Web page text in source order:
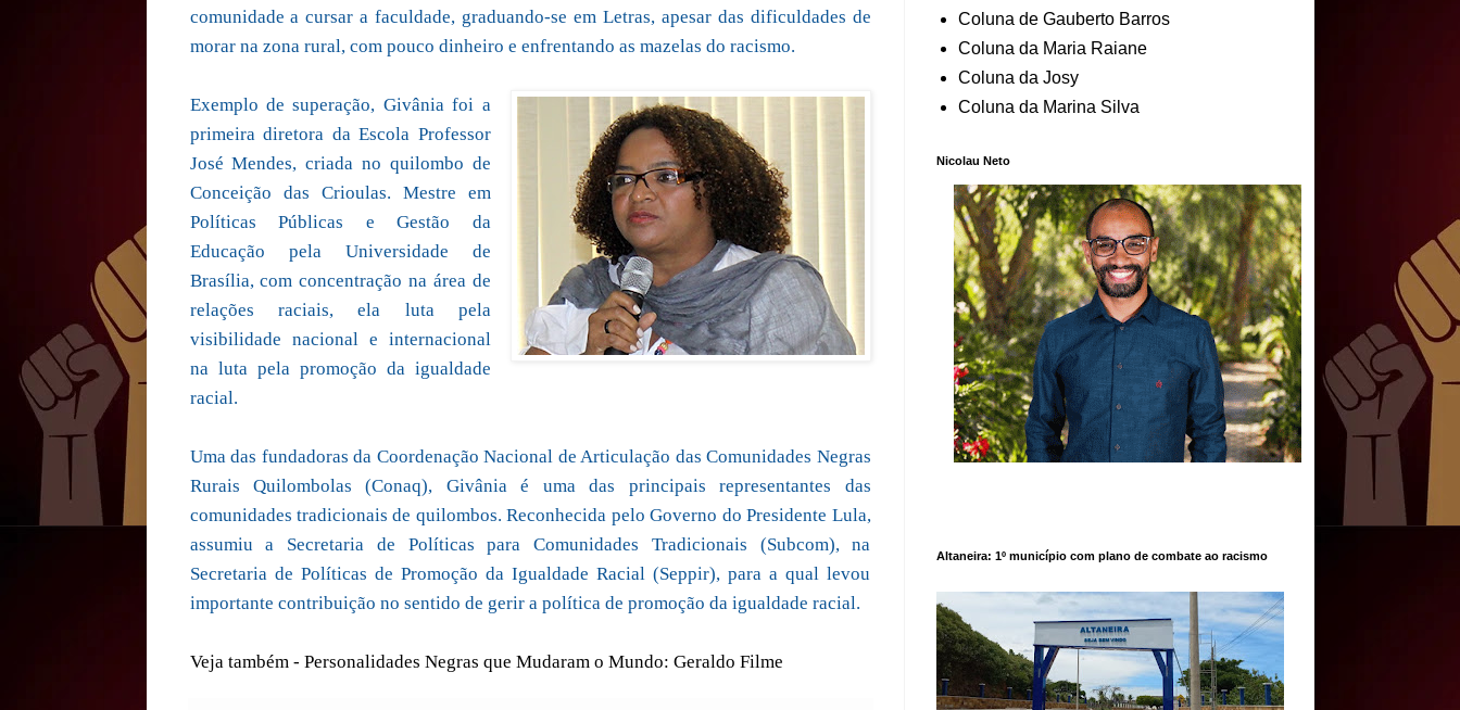
comunidade a cursar a faculdade, graduando-se em Letras, apesar das dificuldades de
morar na zona rural, com pouco dinheiro e enfrentando as mazelas do racismo.
Exemplo de superação, Givânia foi a
primeira diretora da Escola Professor
José Mendes, criada no quilombo de
Conceição das Crioulas. Mestre em
Políticas Públicas e Gestão da
Educação pela Universidade de
Brasília, com concentração na área de
relações raciais, ela luta pela
visibilidade nacional e internacional
na luta pela promoção da igualdade
racial.
Uma das fundadoras da Coordenação Nacional de Articulação das Comunidades Negras
Rurais Quilombolas (Conaq), Givânia é uma das principais representantes das
comunidades tradicionais de quilombos. Reconhecida pelo Governo do Presidente Lula,
assumiu a Secretaria de Políticas para Comunidades Tradicionais (Subcom), na
Secretaria de Políticas de Promoção da Igualdade Racial (Seppir), para a qual levou
importante contribuição no sentido de gerir a política de promoção da igualdade racial.
Veja também - Personalidades Negras que Mudaram o Mundo: Geraldo Filme
Coluna de Gauberto Barros
Coluna da Maria Raiane
Coluna da Josy
Coluna da Marina Silva
Nicolau Neto
Altaneira: 1º município com plano de combate ao racismo